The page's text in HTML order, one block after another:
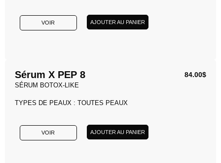
VOIR AJOUTER AU PANIER
Sérum X PEP 8 84.00$
SÉRUM BOTOX-LIKE
TYPES DE PEAUX : TOUTES PEAUX
VOIR AJOUTER AU PANIER